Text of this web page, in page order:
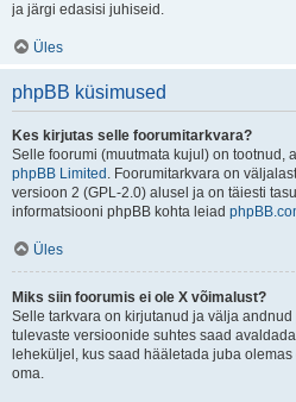
ja järgi edasisi juhiseid.
Üles
phpBB küsimused
Kes kirjutas selle foorumitarkvara?
Selle foorumi (muutmata kujul) on tootnud,
phpBB Limited . Foorumitarkvara on
versioon 2 (GPL-2.0) alusel ja on täiesti
informatsiooni phpBB kohta leiad
Üles
Miks siin foorumis ei ole X võimalust?
Selle tarkvara on kirjutanud ja välja
tulevaste versioonide suhtes saad
leheküljel, kus saad hääletada juba
oma.